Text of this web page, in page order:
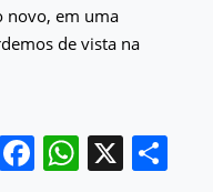
novo, em uma
de vista na
Facebook
X